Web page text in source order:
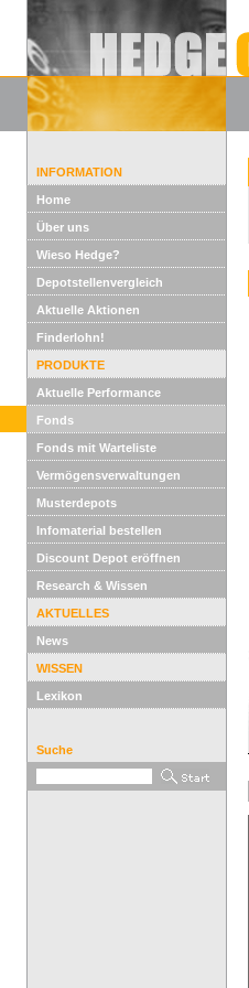
INFORMATION
Home
Über uns
Wieso Hedge?
Depotstellenvergleich
Aktuelle Aktionen
Finderlohn!
PRODUKTE
Aktuelle Performance
Fonds
Fonds mit Warteliste
Vermögensverwaltungen
Musterdepots
Infomaterial bestellen
Discount Depot eröffnen
Research & Wissen
AKTUELLES
News
WISSEN
Lexikon
Suche